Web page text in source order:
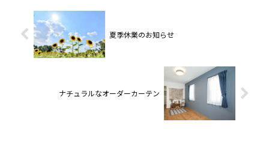
夏季休業のお知らせ
ナチュラルなオーダーカーテン